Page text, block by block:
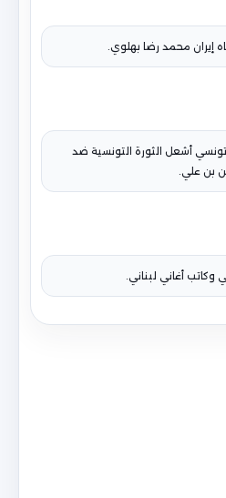
إيران محمد رضا بهلوي.
أشعل الثورة التونسية ضد
بن علي.
وكاتب أغاني لبناني.